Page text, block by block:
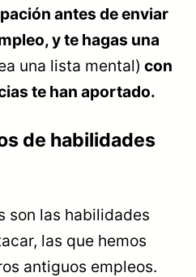
antes de enviar
y te hagas una
una lista mental) con
te han aportado.
de habilidades
son las habilidades
las que hemos
antiguos empleos.